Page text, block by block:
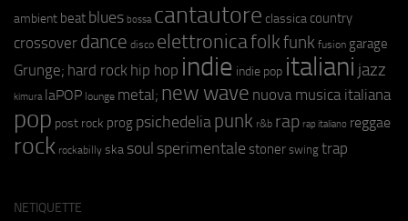
ambient beat blues bossa cantautore classica country
crossover dance disco elettronicafolkfunk fusion garage
Grunge; hard rock hip hop indie indie pop italiani jazz
kimura laPOP lounge metal; new wave nuova musica italiana
pop post rock prog psichedeliapunk r&b rap rap italiano reggae
rock rockabilly ska soul sperimentale stoner swing trap
NETIQUETTE